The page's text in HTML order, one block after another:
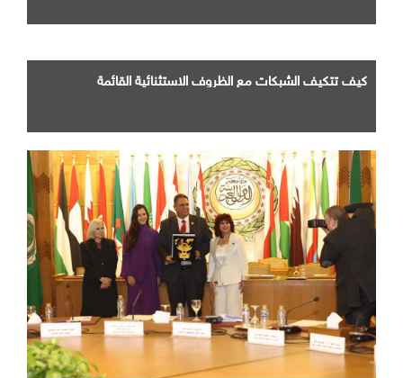
كيف تتكيف الشبكات مع الظروف الاستثنائية القائمة